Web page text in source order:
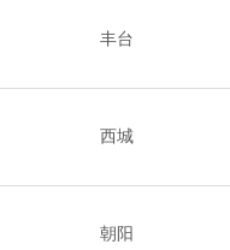
丰台
西城
朝阳